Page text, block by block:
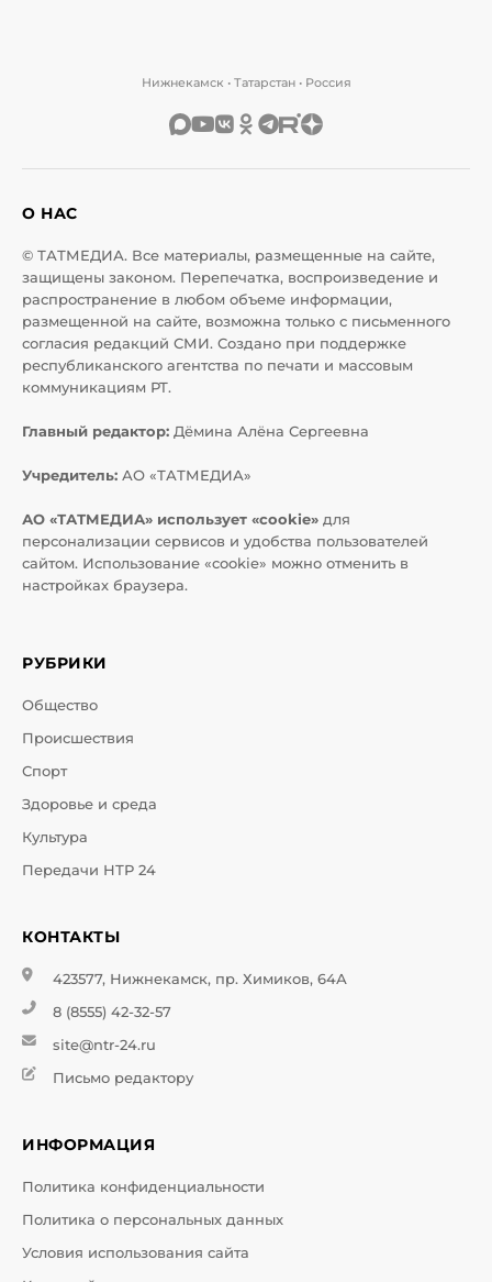
Нижнекамск • Татарстан • Россия
О НАС
© ТАТМЕДИА. Все материалы, размещенные на сайте,
защищены законом. Перепечатка, воспроизведение и
распространение в любом объеме информации,
размещенной на сайте, возможна только с письменного
согласия редакций СМИ. Создано при поддержке
республиканского агентства по печати и массовым
коммуникациям РТ.
Главный редактор: Дёмина Алёна Сергеевна
Учредитель: АО «ТАТМЕДИА»
АО «ТАТМЕДИА» использует «cookie» для
персонализации сервисов и удобства пользователей
сайтом. Использование «cookie» можно отменить в
настройках браузера.
РУБРИКИ
Общество
Происшествия
Спорт
Здоровье и среда
Культура
Передачи НТР 24
КОНТАКТЫ
423577, Нижнекамск, пр. Химиков, 64А
8 (8555) 42-32-57
site@ntr-24.ru
Письмо редактору
ИНФОРМАЦИЯ
Политика конфиденциальности
Политика о персональных данных
Условия использования сайта